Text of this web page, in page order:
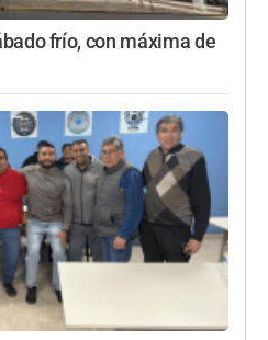
frío, con máxima de